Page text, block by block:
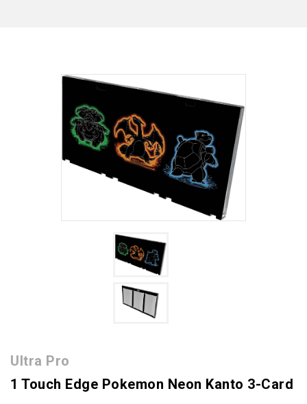
Ultra Pro
1 Touch Edge Pokemon Neon Kanto 3-Card